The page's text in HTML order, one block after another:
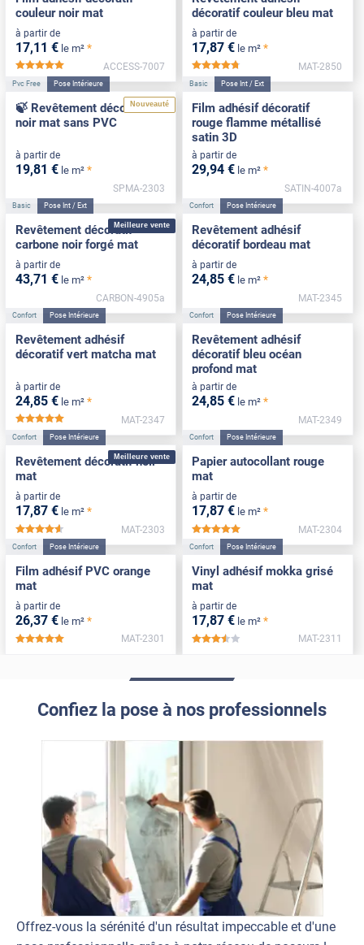
couleur noir mat
à partir de
17,11 € le m² *
ACCESS-7007
décoratif couleur bleu mat
à partir de
17,87 € le m² *
*****
MAT-2850
Nouveauté
Pvc Free Pose Intérieure
🍃 Revêtement décoratif
noir mat sans PVC
à partir de
19,81 € le m² *
SPMA-2303
Basic Pose Int / Ext
Film adhésif décoratif
rouge flamme métallisé
satin 3D
à partir de
29,94 € le m² *
SATIN-4007a
Meilleure vente
Basic Pose Int / Ext
Revêtement décoratif
carbone noir forgé mat
à partir de
43,71 € le m² *
CARBON-4905a
Confort Pose Intérieure
Revêtement adhésif
décoratif bordeau mat
à partir de
24,85 € le m² *
MAT-2345
Confort Pose Intérieure
Revêtement adhésif
décoratif vert matcha mat
à partir de
24,85 € le m² *
MAT-2347
Confort Pose Intérieure
Revêtement adhésif
décoratif bleu océan
profond mat
à partir de
24,85 € le m² *
MAT-2349
Meilleure vente
Confort Pose Intérieure
Revêtement décoratif noir
mat
à partir de
17,87 € le m² *
*****
MAT-2303
Confort Pose Intérieure
Papier autocollant rouge
mat
à partir de
17,87 € le m² *
MAT-2304
Confort Pose Intérieure
Film adhésif PVC orange
mat
à partir de
26,37 € le m² *
*****
MAT-2301
Confort Pose Intérieure
Vinyl adhésif mokka grisé
mat
à partir de
17,87 € le m² *
*****
MAT-2311
Confiez la pose à nos professionnels
Offrez-vous la sérénité d'un résultat impeccable et d'une